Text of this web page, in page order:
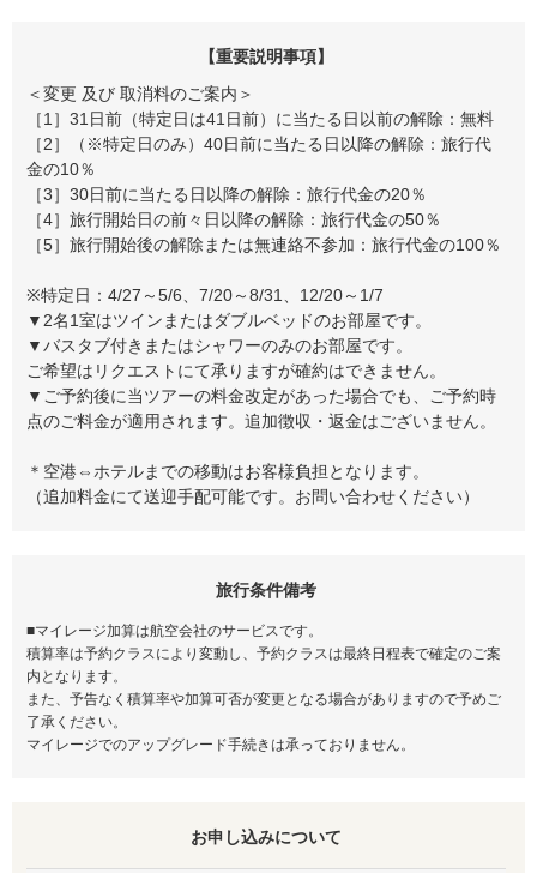
【重要説明事項】
＜変更 及び 取消料のご案内＞
［1］31日前（特定日は41日前）に当たる日以前の解除：無料
［2］（※特定日のみ）40日前に当たる日以降の解除：旅行代
金の10％
［3］30日前に当たる日以降の解除：旅行代金の20％
［4］旅行開始日の前々日以降の解除：旅行代金の50％
［5］旅行開始後の解除または無連絡不参加：旅行代金の100％
※特定日：4/27～5/6、7/20～8/31、12/20～1/7
▼2名1室はツインまたはダブルベッドのお部屋です。
▼バスタブ付きまたはシャワーのみのお部屋です。
ご希望はリクエストにて承りますが確約はできません。
▼ご予約後に当ツアーの料金改定があった場合でも、ご予約時
点のご料金が適用されます。追加徴収・返金はございません。
＊空港⇔ホテルまでの移動はお客様負担となります。
（追加料金にて送迎手配可能です。お問い合わせください）
旅行条件備考
■マイレージ加算は航空会社のサービスです。
積算率は予約クラスにより変動し、予約クラスは最終日程表で確定のご案
内となります。
また、予告なく積算率や加算可否が変更となる場合がありますので予めご
了承ください。
マイレージでのアップグレード手続きは承っておりません。
お申し込みについて